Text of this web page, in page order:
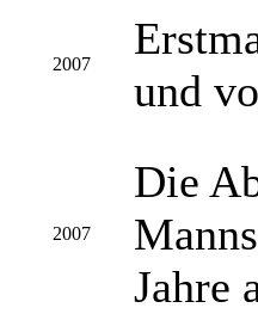
2007
und
2007
Die
Jahre